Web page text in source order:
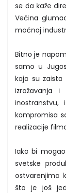
se da kaže
Većina
moćnoj
Bitno je
samo u
koja su
izražavanja
inostranstvu,
kompromisa
realizacije
Iako bi
svetske
ostvarenjima
što je još